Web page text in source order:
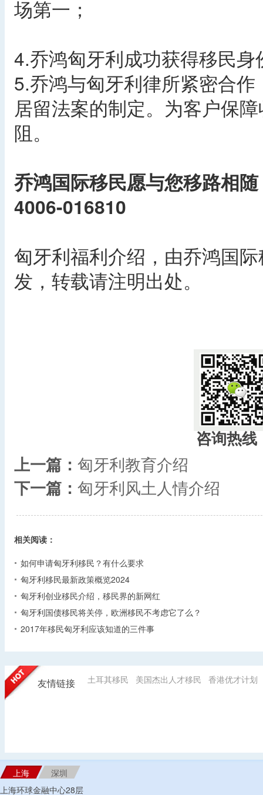
场第一；
4.乔鸿匈牙利成功获得移民
5.乔鸿与匈牙利律所紧密合
居留法案的制定。为客户保
阻。
乔鸿国际移民愿与您移路相
4006-016810
匈牙利福利介绍，由乔鸿国
发，转载请注明出处。
咨询热线
上一篇： 匈牙利教育介绍
下一篇： 匈牙利风土人情介绍
相关阅读：
如何申请匈牙利移民？有什么要求
‌匈牙利移民最新政策概览2024
匈牙利创业移民介绍，移民界的新网红
匈牙利国债移民将关停，欧洲移民不考虑它了么？
2017年移民匈牙利应该知道的三件事
友情链接 土耳其移民 美国杰出人才移民 香港优才计划
上海
深圳
上海环球金融中心28层